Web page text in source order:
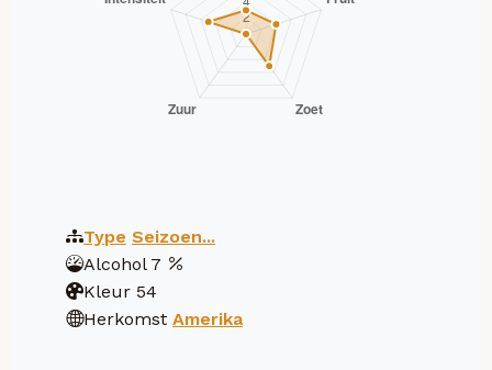
Type Seizoen...
Alcohol 7
Kleur 54
Herkomst Amerika